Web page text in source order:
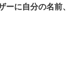
に自分の名前、